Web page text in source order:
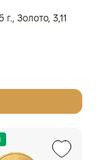
Золото, 3,11